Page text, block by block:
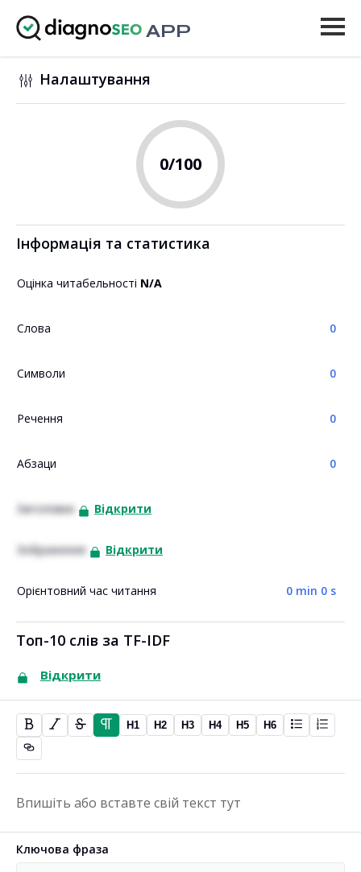
APP
Інструменти
ОНОВИТИ
H1 H2 H3 H4 H5 H6
Налаштування
0/100
Інформація та статистика
Оцінка читабельності N/A
Слова 0
Символи 0
Речення 0
Абзаци 0
Заголовки Відкрити
Зображення Відкрити
Орієнтовний час читання 0 min 0 s
Топ-10 слів за TF-IDF
Відкрити
Ключова фраза